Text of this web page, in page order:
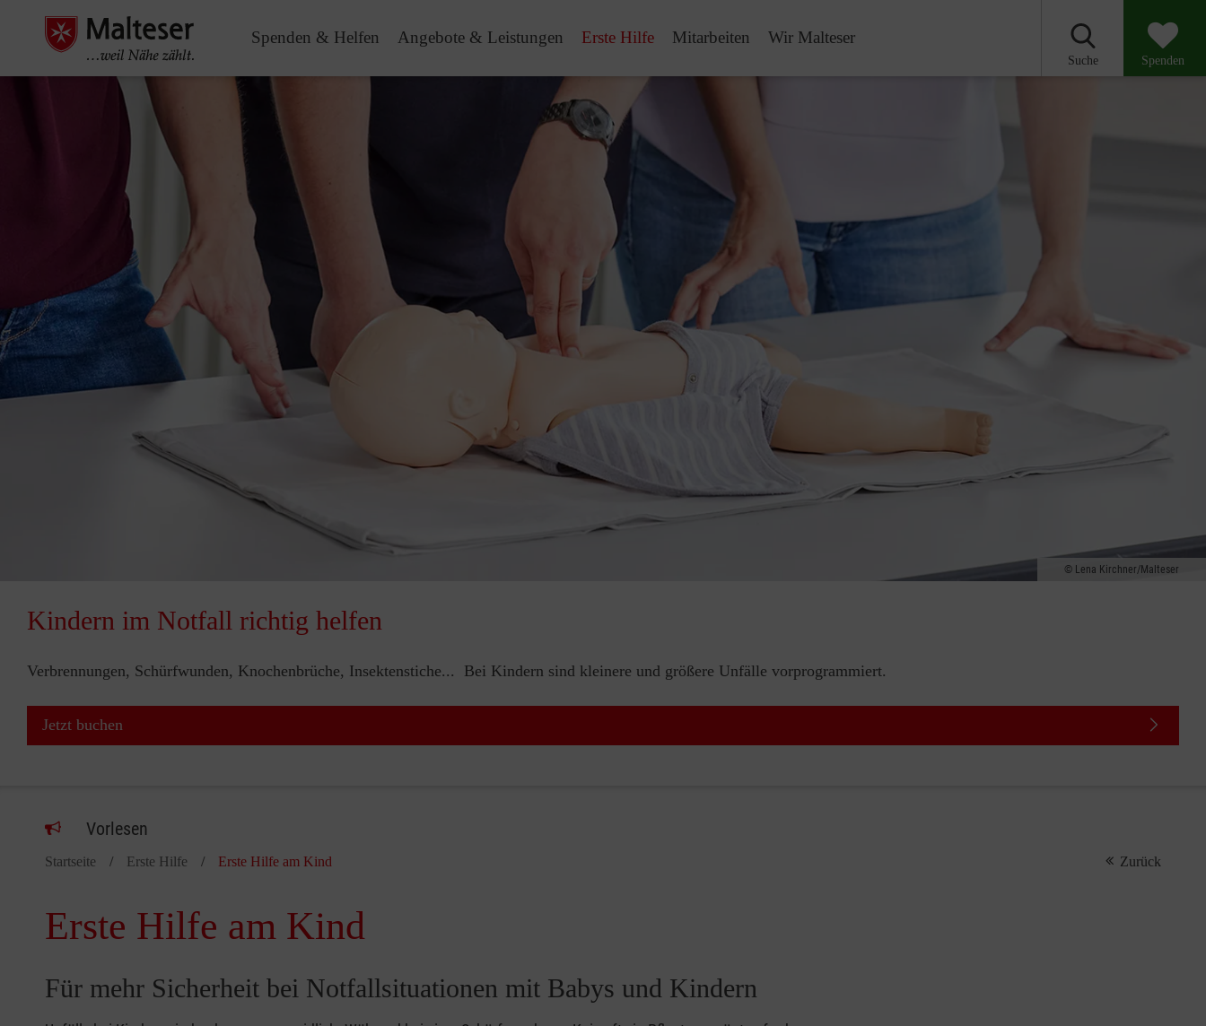
Spenden & Helfen Angebote & Leistungen Erste Hilfe Mitarbeiten Wir Malteser
Suche Spenden
Lena Kirchner/Malteser
Kindern im Notfall richtig helfen
Verbrennungen, Schürfwunden, Knochenbrüche, Insektenstiche... Bei Kindern sind kleinere und größere Unfälle vorprogrammiert.
Jetzt buchen
Vorlesen
Startseite Erste Hilfe Erste Hilfe am Kind Zurück
Erste Hilfe am Kind
Für mehr Sicherheit bei Notfallsituationen mit Babys und Kindern